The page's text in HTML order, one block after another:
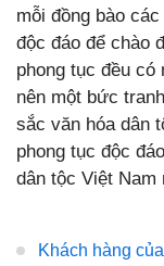
mỗi đồng bào
độc đáo để chào
phong tục đều
nên một bức
sắc văn hóa dân
phong tục độc
dân tộc Việt Nam
Khách hàng